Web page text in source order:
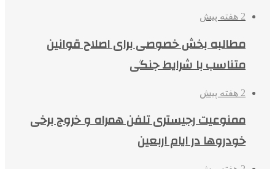
2 هفته پیش
مطالبه بخش خصوصی برای اصلاح قوانین
متناسب با شرایط جنگی
2 هفته پیش
ممنوعیت رجیستری تلفن همراه و خروج برخی
خودروها در ایام اربعین